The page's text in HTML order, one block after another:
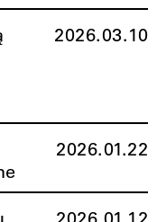
2026.03.10
2026.01.22